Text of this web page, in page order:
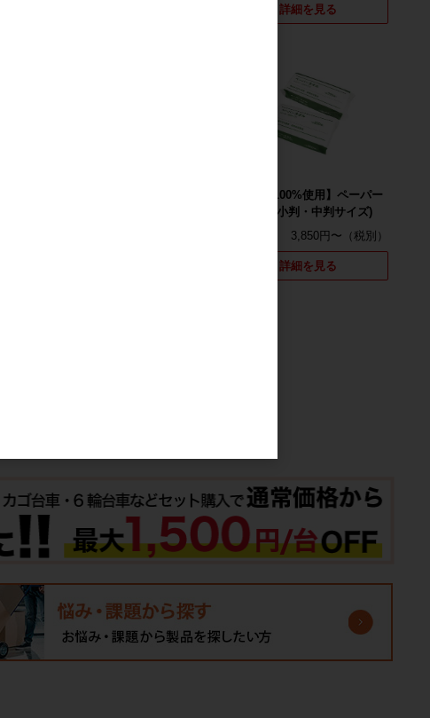
詳細を見る
【再生紙100%使用】ペーパー
タオル (小判・中判サイズ)
3,850円〜
詳細を見る